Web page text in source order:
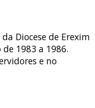
Diocese de Erexim
1983 a 1986.
e no